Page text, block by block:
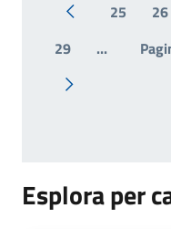
Pagina25 26
29
...
Pagina successiva
Esplora per